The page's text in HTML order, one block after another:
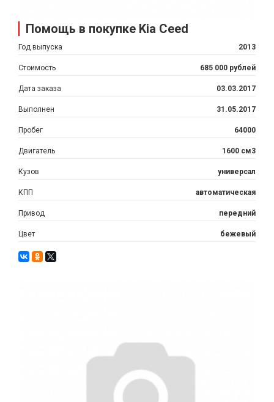
Помощь в покупке Kia Ceed
Год выпуска 2013
Стоимость 685 000 рублей
Дата заказа 03.03.2017
Выполнен 31.05.2017
Пробег 64000
Двигатель 1600 см3
Кузов универсал
КПП автоматическая
Привод передний
Цвет бежевый